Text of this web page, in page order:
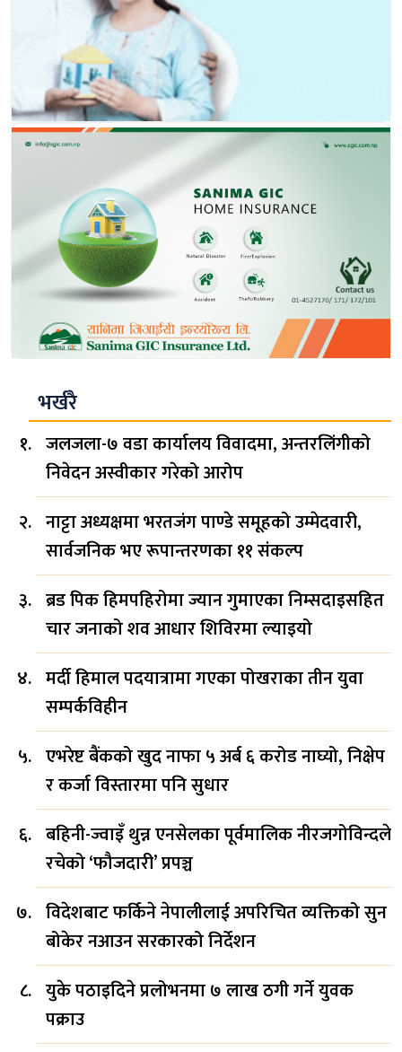
भर्खरै
जलजला-७ वडा कार्यालय विवादमा, अन्तरलिंगीको
निवेदन अस्वीकार गरेको आरोप
नाट्टा अध्यक्षमा भरतजंग पाण्डे समूहको उम्मेदवारी,
सार्वजनिक भए रूपान्तरणका ११ संकल्प
ब्रड पिक हिमपहिरोमा ज्यान गुमाएका निम्सदाइसहित
चार जनाको शव आधार शिविरमा ल्याइयो
मर्दी हिमाल पदयात्रामा गएका पोखराका तीन युवा
सम्पर्कविहीन
एभरेष्ट बैंकको खुद नाफा ५ अर्ब ६ करोड नाघ्यो, निक्षेप
र कर्जा विस्तारमा पनि सुधार
बहिनी-ज्वाइँ थुन्न एनसेलका पूर्वमालिक नीरजगोविन्दले
रचेको ‘फौजदारी’ प्रपञ्च
विदेशबाट फर्किने नेपालीलाई अपरिचित व्यक्तिको सुन
बोकेर नआउन सरकारको निर्देशन
युके पठाइदिने प्रलोभनमा ७ लाख ठगी गर्ने युवक
पक्राउ